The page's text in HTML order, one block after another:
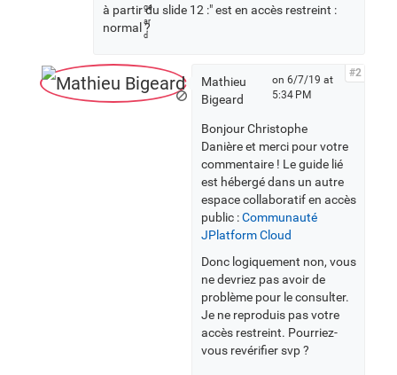
à partir du slide 12 :" est en accès restreint :
normal ?
Mathieu
Bigeard
on 6/7/19 at
5:34 PM
#2
Bonjour Christophe
Danière et merci pour votre
commentaire ! Le guide lié
est hébergé dans un autre
espace collaboratif en accès
public :Communauté
JPlatform Cloud
Donc logiquement non, vous
ne devriez pas avoir de
problème pour le consulter.
Je ne reproduis pas votre
accès restreint. Pourriez-
vous revérifier svp ?